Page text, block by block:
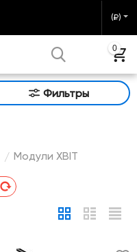
(₽)
0
Фильтры
/ Модули XBIT